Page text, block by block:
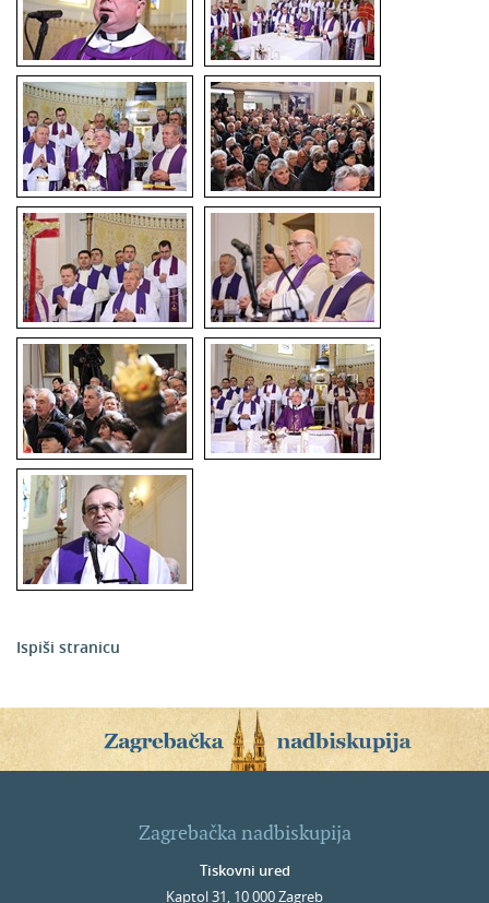
Ispiši stranicu
Zagrebačka nadbiskupija
Tiskovni ured
Kaptol 31, 10 000 Zagreb